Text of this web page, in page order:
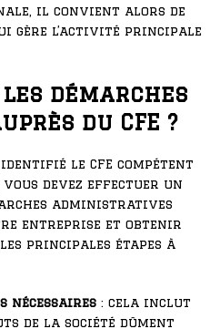
il convient alors de
gère l’activité principale
démarches
du CFE ?
le CFE compétent
devez effectuer un
administratives
entreprise et obtenir
les principales étapes à
nécessaires : cela inclut
de la société dûment